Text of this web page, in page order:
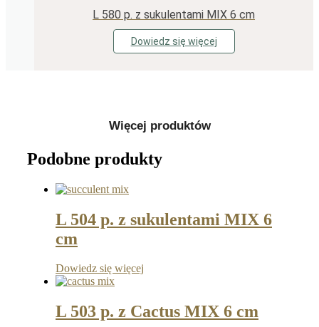
L 580 p. z sukulentami MIX 6 cm
Dowiedz się więcej
Więcej produktów
Podobne produkty
L 504 p. z sukulentami MIX 6
cm
Dowiedz się więcej
L 503 p. z Cactus MIX 6 cm